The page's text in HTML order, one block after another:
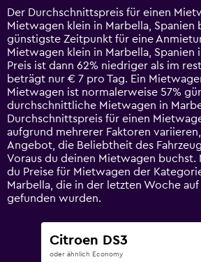
14
categories.
The
chart
has
1
Y
axis
displaying
values.
Range:
0
to
60.
Der Durchschnittspreis für einen
Mietwagen klein in Marbella, Spanien
günstigste Zeitpunkt für eine
Mietwagen klein in Marbella, Spanien
Preis ist dann 62% niedriger als im
beträgt nur € 7 pro Tag. Ein
Mietwagen ist normalerweise 57%
durchschnittliche Mietwagen in
Durchschnittspreis für einen
aufgrund mehrerer Faktoren
Angebot, die Beliebtheit des
Voraus du deinen Mietwagen buchst.
du Preise für Mietwagen der
Marbella, die in der letzten Woche
gefunden wurden.
Citroen DS3
oder ähnlich Economy